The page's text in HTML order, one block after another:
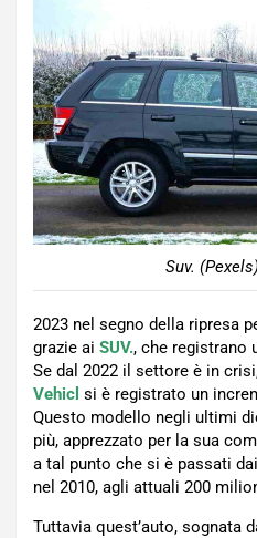
Suv.
2023 nel segno della ripresa
grazie ai SUV., che registrano
Se dal 2022 il settore è in
Vehicl si è registrato un
Questo modello negli ultimi
più, apprezzato per la sua
a tal punto che si è passati
nel 2010, agli attuali 200
Tuttavia quest’auto, sognata